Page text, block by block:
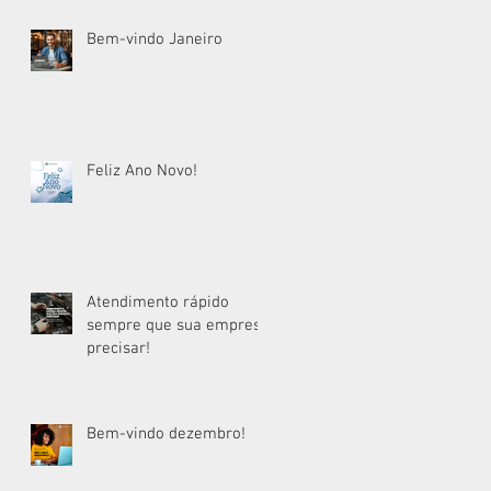
Bem-vindo Janeiro
Feliz Ano Novo!
Atendimento rápido
sempre que sua empresa
precisar!
Bem-vindo dezembro!